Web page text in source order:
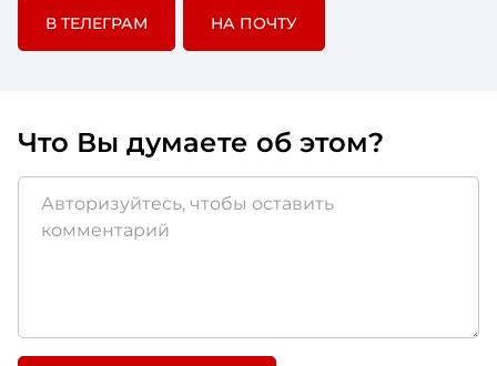
В ТЕЛЕГРАМ НА ПОЧТУ
Что Вы думаете об этом?